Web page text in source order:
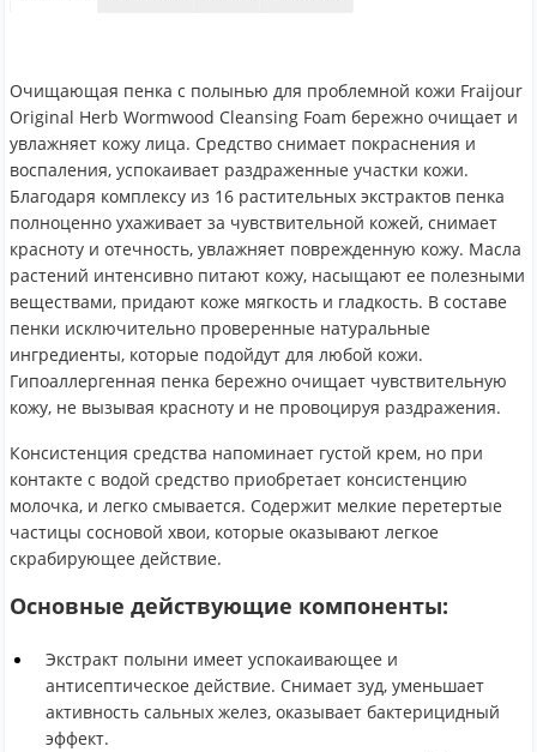
Очищающая пенка с полынью для проблемной кожи Fraijour
Original Herb Wormwood Cleansing Foam бережно очищает и
увлажняет кожу лица. Средство снимает покраснения и
воспаления, успокаивает раздраженные участки кожи.
Благодаря комплексу из 16 растительных экстрактов пенка
полноценно ухаживает за чувствительной кожей, снимает
красноту и отечность, увлажняет поврежденную кожу. Масла
растений интенсивно питают кожу, насыщают ее полезными
веществами, придают коже мягкость и гладкость. В составе
пенки исключительно проверенные натуральные
ингредиенты, которые подойдут для любой кожи.
Гипоаллергенная пенка бережно очищает чувствительную
кожу, не вызывая красноту и не провоцируя раздражения.
Консистенция средства напоминает густой крем, но при
контакте с водой средство приобретает консистенцию
молочка, и легко смывается. Содержит мелкие перетертые
частицы сосновой хвои, которые оказывают легкое
скрабирующее действие.
Основные действующие компоненты:
Экстракт полыни имеет успокаивающее и
антисептическое действие. Снимает зуд, уменьшает
активность сальных желез, оказывает бактерицидный
эффект.